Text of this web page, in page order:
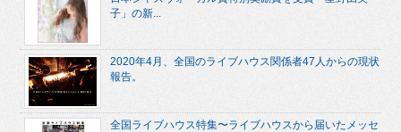
子」の新...
2020年4月、全国のライブハウス関係者47人からの現状
報告。
全国ライブハウス特集〜ライブハウスから届いたメッセ